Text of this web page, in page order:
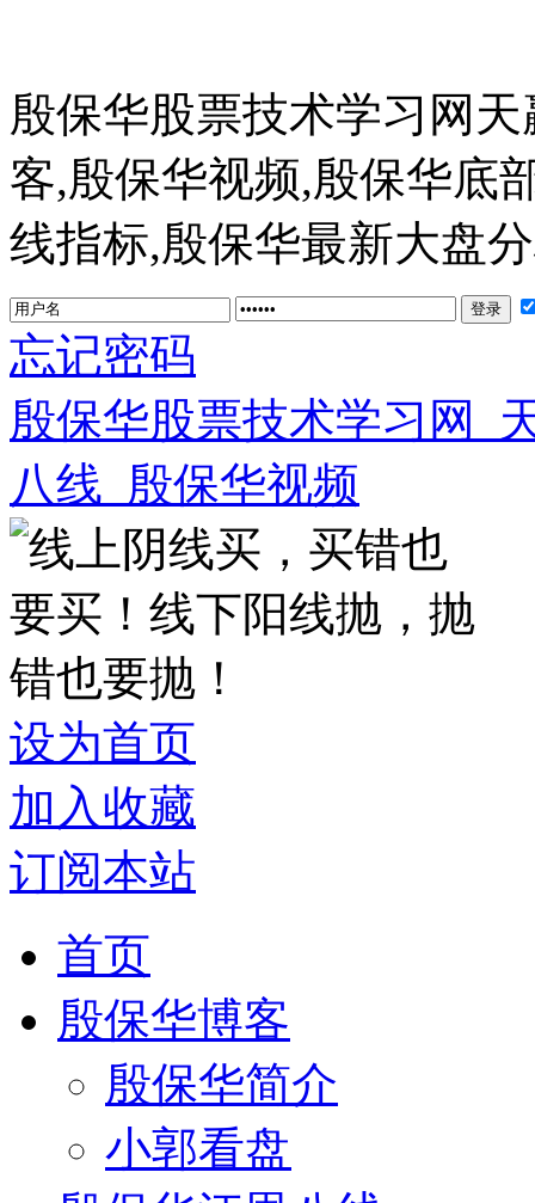
殷保华股票技术学习网
客,殷保华视频,殷保华底
线指标,殷保华最新大盘
忘记密码
殷保华股票技术学习网_
八线_殷保华视频
设为首页
加入收藏
订阅本站
首页
殷保华博客
殷保华简介
小郭看盘